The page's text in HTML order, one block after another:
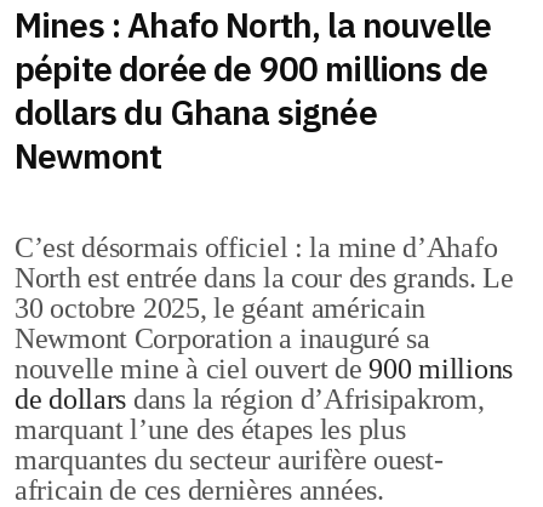
Mines : Ahafo North, la nouvelle
pépite dorée de 900 millions de
dollars du Ghana signée
Newmont
C’est désormais officiel : la mine d’Ahafo
North est entrée dans la cour des grands. Le
30 octobre 2025, le géant américain
Newmont Corporation a inauguré sa
nouvelle mine à ciel ouvert de 900 millions
de dollars dans la région d’Afrisipakrom,
marquant l’une des étapes les plus
marquantes du secteur aurifère ouest-
africain de ces dernières années.